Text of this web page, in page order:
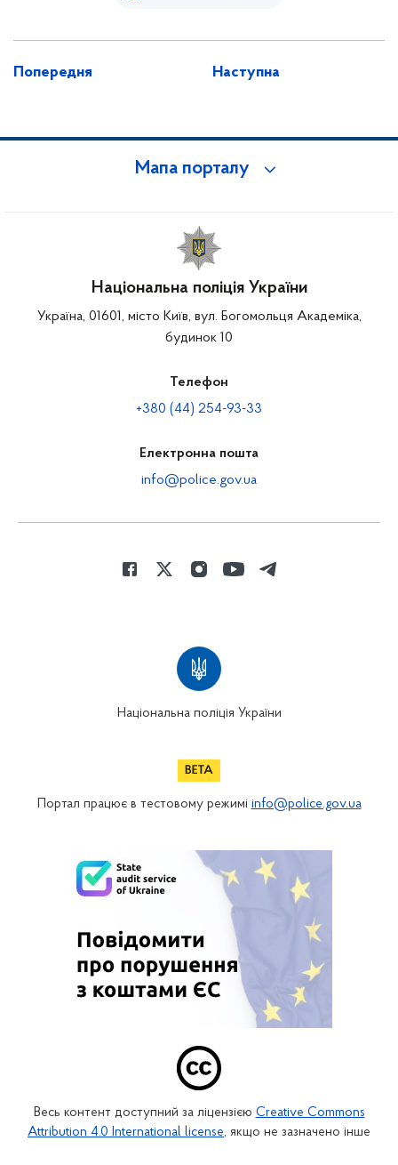
Попередня Наступна
Мапа порталу
Національна поліція України
Україна, 01601, місто Київ, вул. Богомольця Академіка,
будинок 10
Телефон
+380 (44) 254-93-33
Електронна пошта
info@police.gov.ua
Національна поліція України
Портал працює в тестовому режимі info@police.gov.ua
Весь контент доступний за ліцензією Creative Commons
Attribution 4.0 International license, якщо не зазначено інше